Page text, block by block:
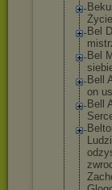
Bel
Bel
Bell
on
Bell